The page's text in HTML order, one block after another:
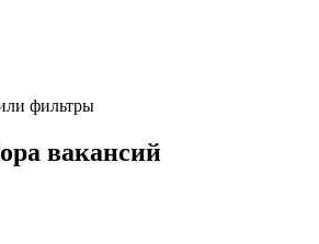
фильтры
вакансий